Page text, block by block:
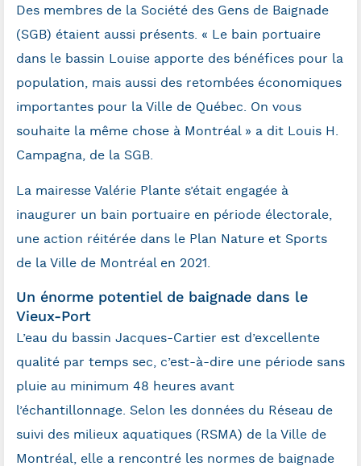
Des membres de la Société des Gens de Baignade
(SGB) étaient aussi présents. « Le bain portuaire
dans le bassin Louise apporte des bénéfices pour la
population, mais aussi des retombées économiques
importantes pour la Ville de Québec. On vous
souhaite la même chose à Montréal » a dit Louis H.
Campagna, de la SGB.
La mairesse Valérie Plante s’était engagée à
inaugurer un bain portuaire en période électorale,
une action réitérée dans le Plan Nature et Sports
de la Ville de Montréal en 2021.
Un énorme potentiel de baignade dans le
Vieux-Port
L’eau du bassin Jacques-Cartier est d’excellente
qualité par temps sec, c’est-à-dire une période sans
pluie au minimum 48 heures avant
l’échantillonnage. Selon les données du Réseau de
suivi des milieux aquatiques (RSMA) de la Ville de
Montréal, elle a rencontré les normes de baignade